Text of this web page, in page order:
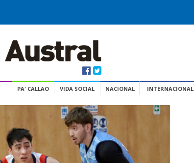
PA' CALLAO VIDA SOCIAL NACIONAL INTERNACIONAL